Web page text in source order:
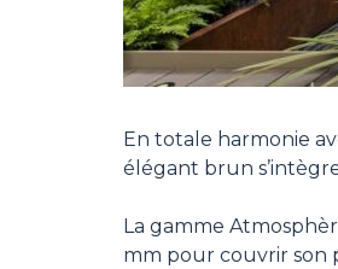
En totale harmonie
élégant brun
La gamme
mm pour couvrir son